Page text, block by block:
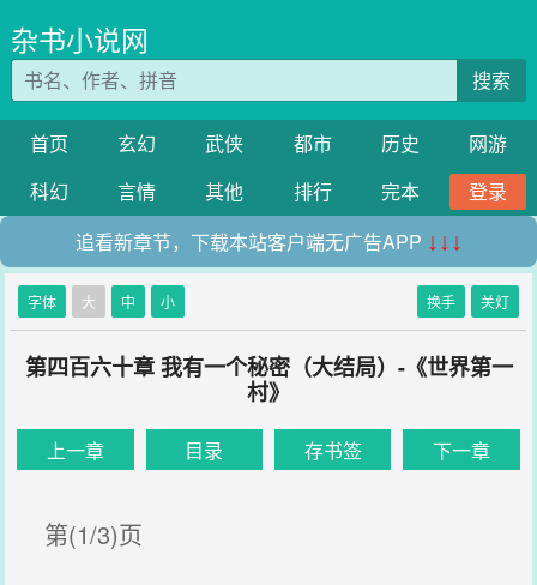
杂书小说网
搜索
首页 玄幻 武侠 都市 历史
网游
科幻
言情 其他 排行 完本
登录
追看新章节，下载本站客户端无广告APP ↓↓↓
字体 大 中 小 换手 关灯
第四百六十章 我有一个秘密（大结局）-《世界第一
村》
上一章 目录 存书签 下一章
第(1/3)页